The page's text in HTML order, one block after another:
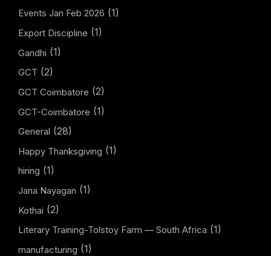
Events Jan Feb 2026 (1)
Export Discipline (1)
Gandhi (1)
GCT (2)
GCT Coimbatore (2)
GCT-Coimbatore (1)
General (28)
Happy Thanksgiving (1)
hiring (1)
Jana Nayagan (1)
Kothai (2)
Literary Training-Tolstoy Farm — South Africa (1)
manufacturing (1)